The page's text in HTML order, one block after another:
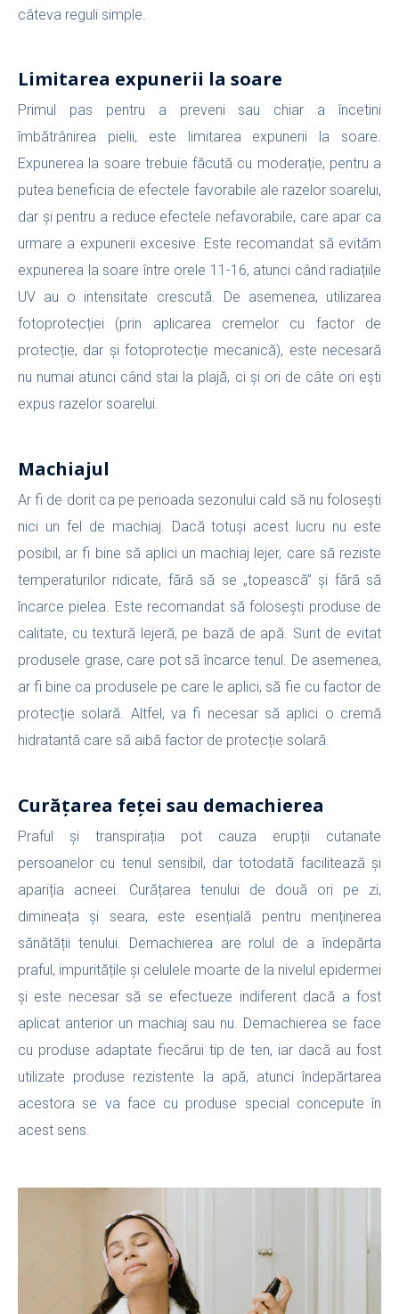
câteva reguli simple.
Limitarea expunerii la soare
Primul pas pentru a preveni sau chiar a încetini
îmbătrânirea pielii, este limitarea expunerii la soare.
Expunerea la soare trebuie făcută cu moderație, pentru a
putea beneficia de efectele favorabile ale razelor soarelui,
dar și pentru a reduce efectele nefavorabile, care apar ca
urmare a expunerii excesive. Este recomandat să evităm
expunerea la soare între orele 11-16, atunci când radiațiile
UV au o intensitate crescută. De asemenea, utilizarea
fotoprotecției (prin aplicarea cremelor cu factor de
protecție, dar și fotoprotecție mecanică), este necesară
nu numai atunci când stai la plajă, ci și ori de câte ori ești
expus razelor soarelui.
Machiajul
Ar fi de dorit ca pe perioada sezonului cald să nu folosești
nici un fel de machiaj. Dacă totuși acest lucru nu este
posibil, ar fi bine să aplici un machiaj lejer, care să reziste
temperaturilor ridicate, fără să se „topească” și fără să
încarce pielea. Este recomandat să folosești produse de
calitate, cu textură lejeră, pe bază de apă. Sunt de evitat
produsele grase, care pot să încarce tenul. De asemenea,
ar fi bine ca produsele pe care le aplici, să fie cu factor de
protecție solară. Altfel, va fi necesar să aplici o cremă
hidratantă care să aibă factor de protecție solară.
Curățarea feței sau demachierea
Praful și transpirația pot cauza erupții cutanate
persoanelor cu tenul sensibil, dar totodată facilitează și
apariția acneei. Curățarea tenului de două ori pe zi,
dimineața și seara, este esențială pentru menținerea
sănătății tenului. Demachierea are rolul de a îndepărta
praful, impuritățile și celulele moarte de la nivelul epidermei
și este necesar să se efectueze indiferent dacă a fost
aplicat anterior un machiaj sau nu. Demachierea se face
cu produse adaptate fiecărui tip de ten, iar dacă au fost
utilizate produse rezistente la apă, atunci îndepărtarea
acestora se va face cu produse special concepute în
acest sens.